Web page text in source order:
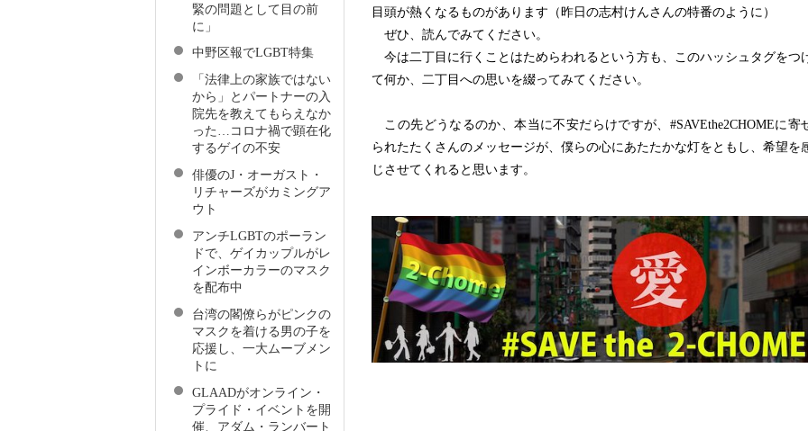
目頭が熱くなるものがあります（昨日の志村けんさんの特番のように）
ぜひ、読んでみてください。
今は二丁目に行くことはためらわれるという方も、このハッシュタグをつ
て何か、二丁目への思いを綴ってみてください。
この先どうなるのか、本当に不安だらけですが、#SAVEthe2CHOMEに寄
られたたくさんのメッセージが、僕らの心にあたたかな灯をともし、希望を
じさせてくれると思います。
緊の問題として目の前
に」
中野区報でLGBT特集
「法律上の家族ではない
から」とパートナーの入
院先を教えてもらえなか
った…コロナ禍で顕在化
するゲイの不安
俳優のJ・オーガスト・
リチャーズがカミングア
ウト
アンチLGBTのポーラン
ドで、ゲイカップルがレ
インボーカラーのマスク
を配布中
台湾の閣僚らがピンクの
マスクを着ける男の子を
応援し、一大ムーブメン
トに
GLAADがオンライン・
プライド・イベントを開
催、アダム・ランバート